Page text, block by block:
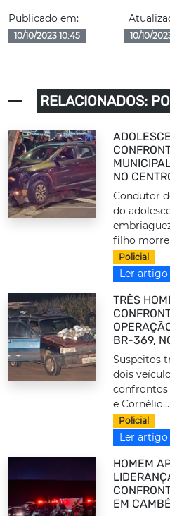
Publicado em:
10/10/2023 10:45 10/10/
RELACIONADOS:
NO
Condutor
do
filho
Policial
Ler artigo
TRÊS
BR-369,
Suspeitos
dois
confrontos
e Cornélio...
Policial
Ler artigo
HOMEM
EM CAMBÉ